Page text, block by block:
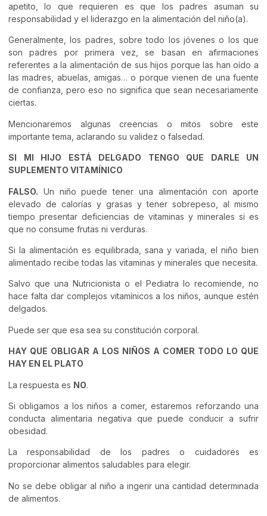
apetito, lo que requieren es que los padres asuman su
responsabilidad y el liderazgo en la alimentación del niño(a).
Generalmente, los padres, sobre todo los jóvenes o los que
son padres por primera vez, se basan en afirmaciones
referentes a la alimentación de sus hijos porque las han oído a
las madres, abuelas, amigas… o porque vienen de una fuente
de confianza, pero eso no significa que sean necesariamente
ciertas.
Mencionaremos algunas creencias o mitos sobre este
importante tema, aclarando su validez o falsedad.
SI MI HIJO ESTÁ DELGADO TENGO QUE DARLE UN
SUPLEMENTO VITAMÍNICO
FALSO. Un niño puede tener una alimentación con aporte
elevado de calorías y grasas y tener sobrepeso, al mismo
tiempo presentar deficiencias de vitaminas y minerales si es
que no consume frutas ni verduras.
Si la alimentación es equilibrada, sana y variada, el niño bien
alimentado recibe todas las vitaminas y minerales que necesita.
Salvo que una Nutricionista o el Pediatra lo recomiende, no
hace falta dar complejos vitamínicos a los niños, aunque estén
delgados.
Puede ser que esa sea su constitución corporal.
HAY QUE OBLIGAR A LOS NIÑOS A COMER TODO LO QUE
HAY EN EL PLATO
La respuesta es NO.
Si obligamos a los niños a comer, estaremos reforzando una
conducta alimentaria negativa que puede conducir a sufrir
obesidad.
La responsabilidad de los padres o cuidadores es
proporcionar alimentos saludables para elegir.
No se debe obligar al niño a ingerir una cantidad determinada
de alimentos.